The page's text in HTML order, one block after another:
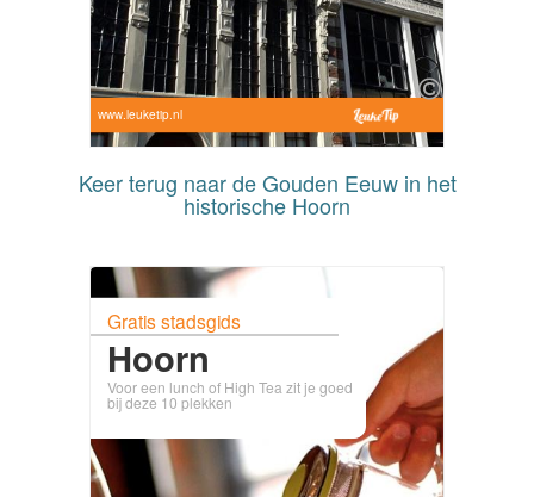
www.leuketip.nl
Keer terug naar de Gouden Eeuw in het
historische Hoorn
Gratis stadsgids
Hoorn
Voor een lunch of High Tea zit je goed
bij deze 10 plekken